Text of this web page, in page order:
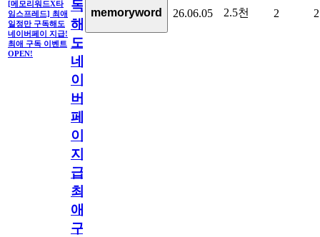
[메모리워드X타
임스프레드] 최애
일정만 구독해도
네이버페이 지급!
최애 구독 이벤트
OPEN!
독
해
도
네
이
버
페
이
지
급!
최
애
구
memoryword 26.06.05 2.5천 2 2